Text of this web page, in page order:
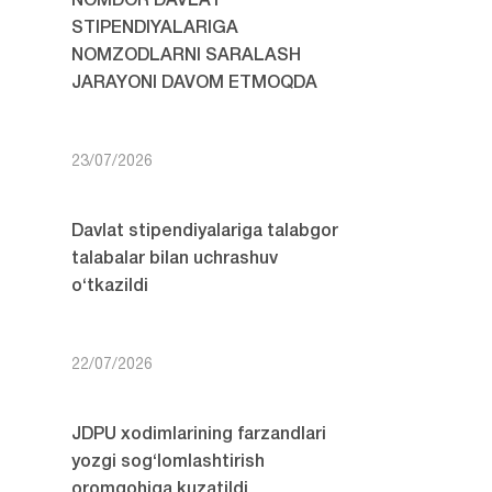
STIPENDIYALARIGA
NOMZODLARNI SARALASH
JARAYONI DAVOM ETMOQDA
23/07/2026
Davlat stipendiyalariga talabgor
talabalar bilan uchrashuv
o‘tkazildi
22/07/2026
JDPU xodimlarining farzandlari
yozgi sog‘lomlashtirish